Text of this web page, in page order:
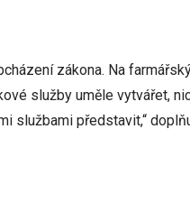
zákona. Na
služby uměle vytvářet,
službami představit,“